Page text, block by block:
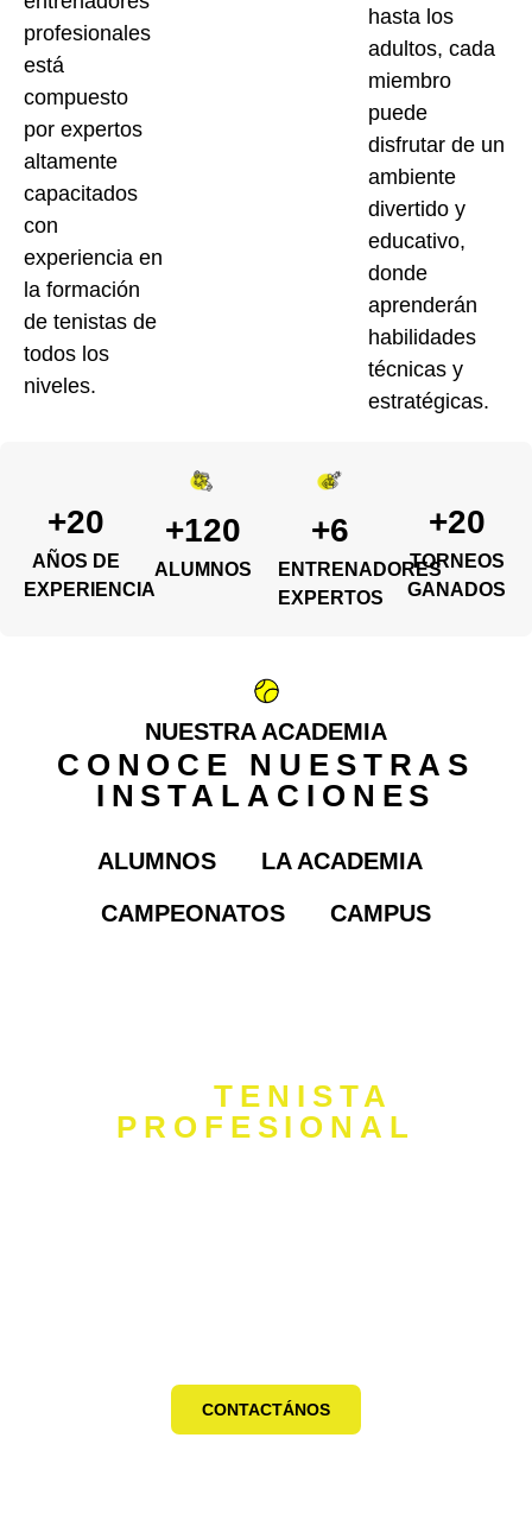
profesionales
está
compuesto
por expertos
altamente
capacitados
con
experiencia en
la formación
de tenistas de
todos los
niveles.
hasta los
adultos, cada
miembro
puede
disfrutar de un
ambiente
divertido y
educativo,
donde
aprenderán
habilidades
técnicas y
estratégicas.
+20
AÑOS DE
EXPERIENCIA
+120
ALUMNOS
+6
ENTRENADORES
EXPERTOS
+20
TORNEOS
GANADOS
NUESTRA ACADEMIA
CONOCE NUESTRAS
INSTALACIONES
ALUMNOS
LA ACADEMIA
CAMPEONATOS
CAMPUS
UNTENISTA
PROFESIONAL
CONTACTÁNOS